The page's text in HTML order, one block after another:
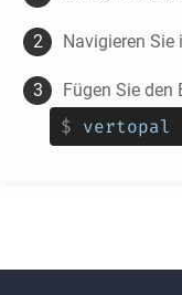
Navigieren Sie
Fügen Sie den
$ vertopal